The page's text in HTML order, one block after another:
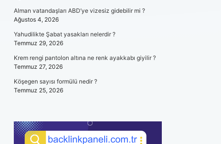
Alman vatandaşları ABD’ye vizesiz gidebilir mi ?
Ağustos 4, 2026
Yahudilikte Şabat yasakları nelerdir ?
Temmuz 29, 2026
Krem rengi pantolon altına ne renk ayakkabı giyilir ?
Temmuz 27, 2026
Köşegen sayısı formülü nedir ?
Temmuz 25, 2026